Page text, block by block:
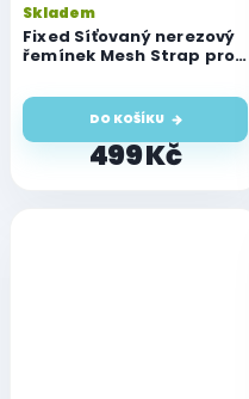
Fixed Síťovaný nerezový
řemínek Mesh Strap pro
42/44/45/46/49mm,
černý
Skladem
499 Kč
DO KOŠÍKU